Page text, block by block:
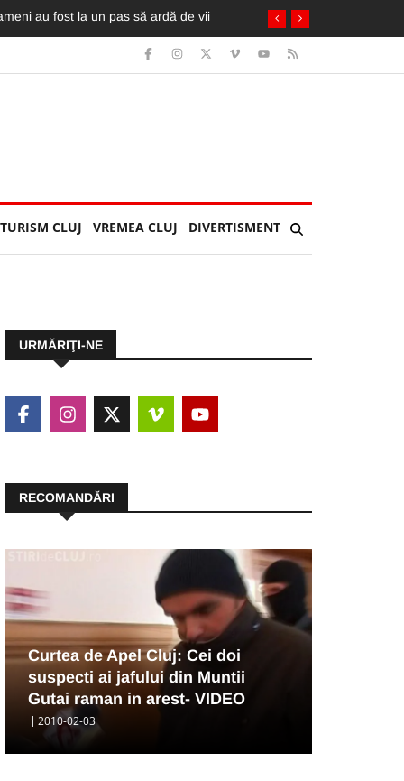
TURISM CLUJ VREMEA CLUJ DIVERTISMENT
URMĂRIŢI-NE
RECOMANDĂRI
Curtea de Apel Cluj: Cei doi
suspecti ai jafului din Muntii
Gutai raman in arest- VIDEO
2010-02-03